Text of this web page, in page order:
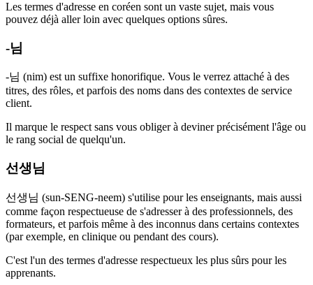
Les termes d'adresse en coréen sont un vaste sujet, mais vous
pouvez déjà aller loin avec quelques options sûres.
-님
-님 (nim) est un suffixe honorifique. Vous le verrez attaché à des
titres, des rôles, et parfois des noms dans des contextes de service
client.
Il marque le respect sans vous obliger à deviner précisément l'âge ou
le rang social de quelqu'un.
선생님
선생님 (sun-SENG-neem) s'utilise pour les enseignants, mais aussi
comme façon respectueuse de s'adresser à des professionnels, des
formateurs, et parfois même à des inconnus dans certains contextes
(par exemple, en clinique ou pendant des cours).
C'est l'un des termes d'adresse respectueux les plus sûrs pour les
apprenants.